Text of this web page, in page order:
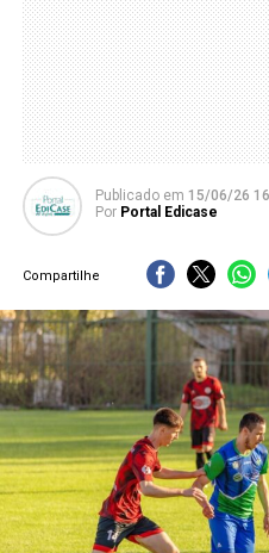
Publicado em 15/06/26
Por Portal Edicase
Compartilhe